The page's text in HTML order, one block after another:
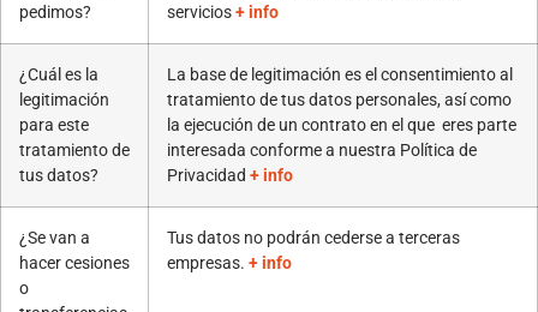
pedimos?
servicios+ info
¿Cuál es la
legitimación
para este
tratamiento de
tus datos?
La base de legitimación es el consentimiento al
tratamiento de tus datos personales, así como
la ejecución de un contrato en el que eres parte
interesada conforme a nuestra Política de
Privacidad + info
¿Se van a
hacer cesiones
o
Tus datos no podrán cederse a terceras
empresas. + info